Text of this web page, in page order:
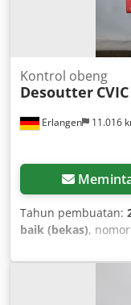
Erlangen 11.016
Kontrol obeng
Desoutter
Tahun pembuatan:
baik (bekas),
are selling part of
Controller CVIC II
Lightly used, fully